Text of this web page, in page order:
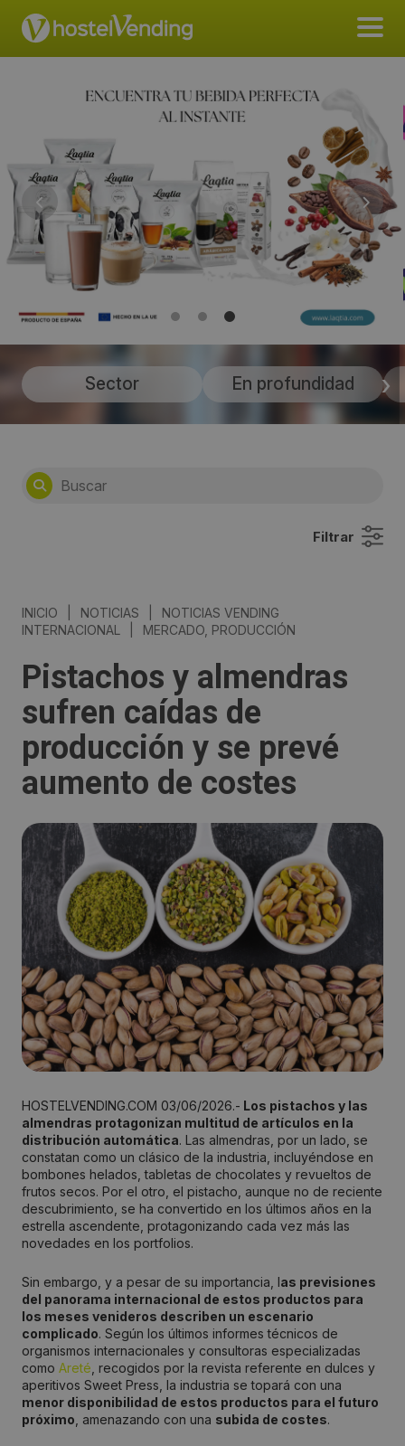
Sector En profundidad
Filtrar
INICIO NOTICIAS
NOTICIAS VENDING
INTERNACIONAL
MERCADO, PRODUCCIÓN
Pistachos y almendras
sufren caídas de
producción y se prevé
aumento de costes
HOSTELVENDING.COM 03/06/2026.- Los pistachos y las
almendras protagonizan multitud de artículos en la
distribución automática. Las almendras, por un lado, se
constatan como un clásico de la industria, incluyéndose en
bombones helados, tabletas de chocolates y revueltos de
frutos secos. Por el otro, el pistacho, aunque no de reciente
descubrimiento, se ha convertido en los últimos años en la
estrella ascendente, protagonizando cada vez más las
novedades en los portfolios.
Sin embargo, y a pesar de su importancia, l as previsiones
del panorama internacional de estos productos para
los meses venideros describen un escenario
complicado. Según los últimos informes técnicos de
organismos internacionales y consultoras especializadas
como Areté, recogidos por la revista referente en dulces y
aperitivos Sweet Press, la industria se topará con una
menor disponibilidad de estos productos para el futuro
próximo, amenazando con una subida de costes.